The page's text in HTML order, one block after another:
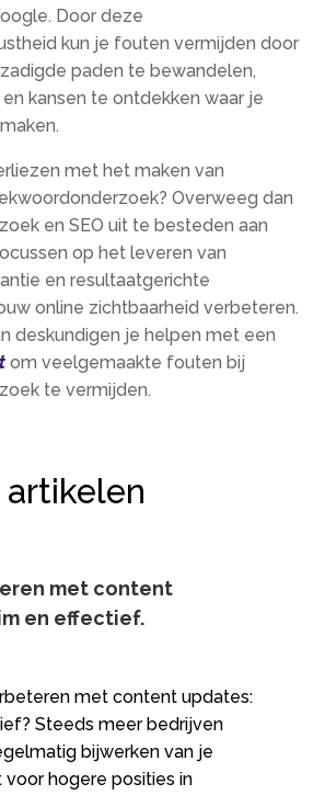
Door deze
kun je fouten vermijden door
paden te bewandelen,
kansen te ontdekken waar je
met het maken van
Overweeg dan
en SEO uit te besteden aan
op het leveren van
en resultaatgerichte
online zichtbaarheid verbeteren.​
deskundigen je helpen met een
om veelgemaakte fouten bij
te vermijden.​
met content
en effectief.​
met content updates:
Steeds meer bedrijven
bijwerken van je
hogere posities in